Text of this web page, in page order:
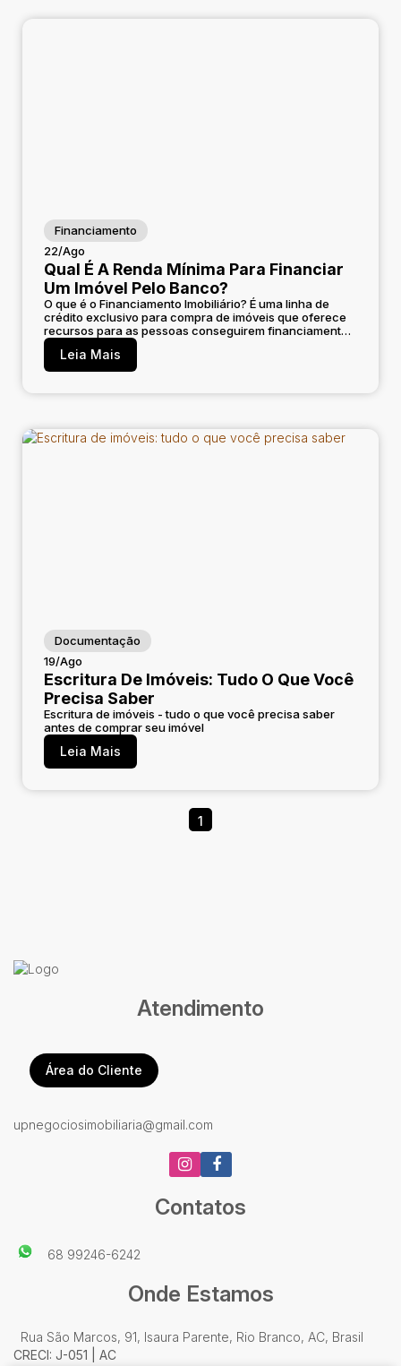
Financiamento
22/Ago
Qual É A Renda Mínima Para Financiar
Um Imóvel Pelo Banco?
O que é o Financiamento Imobiliário? É uma linha de
crédito exclusivo para compra de imóveis que oferece
recursos para as pessoas conseguirem financiamento
para um imóvel usado ou novo em prazo de
pagamentos...
Leia Mais
Documentação
19/Ago
Escritura De Imóveis: Tudo O Que Você
Precisa Saber
Escritura de imóveis - tudo o que você precisa saber
antes de comprar seu imóvel
Leia Mais
1
Atendimento
Área do Cliente
upnegociosimobiliaria@gmail.com
Contatos
68 99246-6242
Onde Estamos
Rua São Marcos, 91, Isaura Parente, Rio Branco, AC, Brasil
CRECI: J-051 | AC